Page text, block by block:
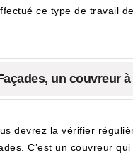
ce type de travail
un couvreur
devrez la vérifier
C’est un couvreur